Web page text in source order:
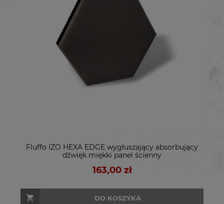
Fluffo IZO HEXA EDGE wygłuszający absorbujący
dźwięk miękki panel ścienny
163,00 zł
DO KOSZYKA